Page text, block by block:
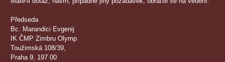
Předseda
Bc. Marandici Evgenij
IK ČMP Zimbru Olymp
Toužimská 108/39,
Praha 9, 197 00